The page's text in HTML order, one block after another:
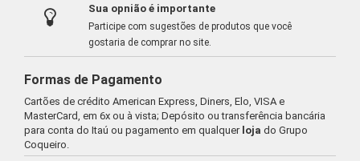
Sua opnião é importante
Participe com sugestões de produtos que você
gostaria de comprar no site.
Formas de Pagamento
Cartões de crédito American Express, Diners, Elo, VISA e
MasterCard, em 6x ou à vista; Depósito ou transferência bancária
para conta do Itaú ou pagamento em qualquer loja do Grupo
Coqueiro.